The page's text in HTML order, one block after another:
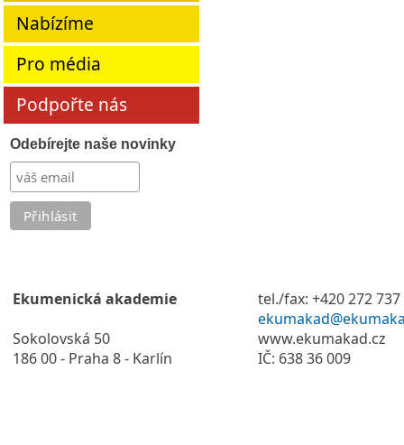
Nabízíme
Pro média
Podpořte nás
Odebírejte naše novinky
Ekumenická akademie
Sokolovská 50
186 00 - Praha 8 - Karlín
tel./fax: +420 272 737
www.ekumakad.cz
IČ: 638 36 009